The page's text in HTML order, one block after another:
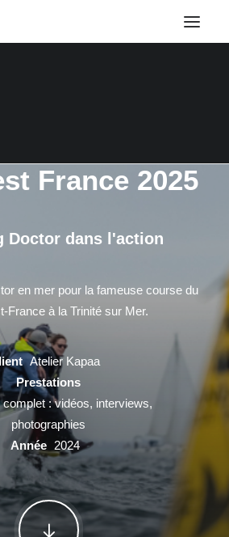
France 2025
Doctor dans l'action
en mer pour la fameuse course du
France à la Trinité sur Mer.
Atelier Kapaa
Prestations
: vidéos, interviews,
photographies
Année
2024